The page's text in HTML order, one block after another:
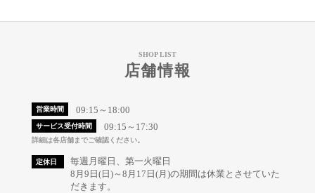
SHOP LIST
店舗情報
営業時間 09:15～18:00
サービス受付時間 09:15～17:30
詳細は各店舗までご確認ください。
定休日
毎週月曜日、第一火曜日
8月9日(日)～8月17日(月)の期間は休業とさせていた
だきます。